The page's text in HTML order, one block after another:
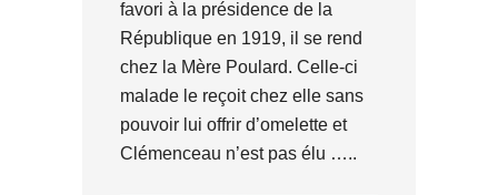
favori à la présidence de la
République en 1919, il se rend
chez la Mère Poulard. Celle-ci
malade le reçoit chez elle sans
pouvoir lui offrir d’omelette et
Clémenceau n’est pas élu …..